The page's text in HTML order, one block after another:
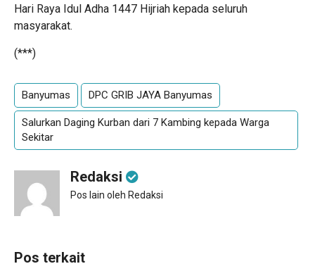
Hari Raya Idul Adha 1447 Hijriah kepada seluruh
masyarakat.
(***)
Banyumas DPC GRIB JAYA Banyumas
Salurkan Daging Kurban dari 7 Kambing kepada Warga
Sekitar
Redaksi
Pos lain oleh Redaksi
Pos terkait